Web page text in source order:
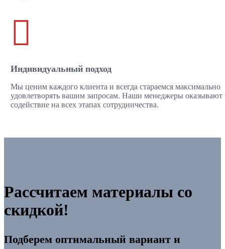

Индивидуальный подход
Мы ценим каждого клиента и всегда стараемся максимально
удовлетворять вашим запросам. Наши менеджеры оказывают
содействие на всех этапах сотрудничества.
Рассчитаем материалы со
скидкой!
Подберем оптимальный вариант и